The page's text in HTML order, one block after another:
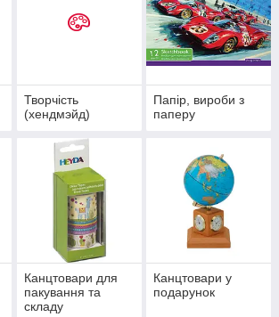
Творчість
(хендмэйд)
Папір, вироби з
паперу
Канцтовари для
пакування та
складу
Канцтовари у
подарунок